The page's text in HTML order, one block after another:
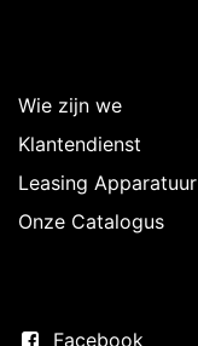
Wie zijn we
Klantendienst
Leasing Apparatuur
Onze Catalogus
Facebook